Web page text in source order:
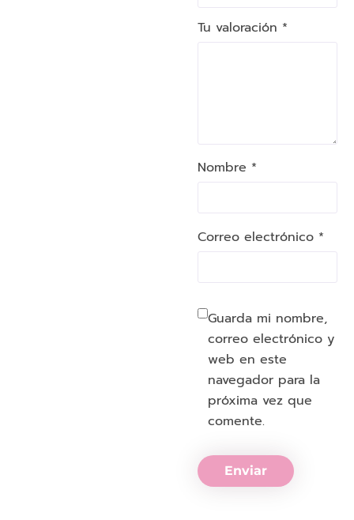
Tu valoración *
Nombre *
Correo electrónico *
Guarda mi nombre,
correo electrónico y
web en este
navegador para la
próxima vez que
comente.
Enviar